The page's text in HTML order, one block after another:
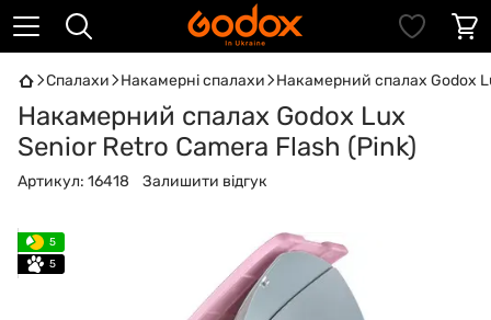
Спалахи Накамерні спалахи Накамерний спалах Godox
Накамерний спалах Godox Lux
Senior Retro Camera Flash (Pink)
Артикул: 16418 Залишити відгук
5
5